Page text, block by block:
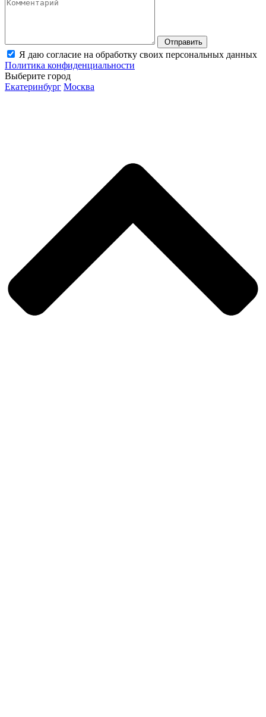
Отправить
Я даю согласие на обработку своих персональных данных
Политика конфиденциальности
Выберите город
Екатеринбург Москва